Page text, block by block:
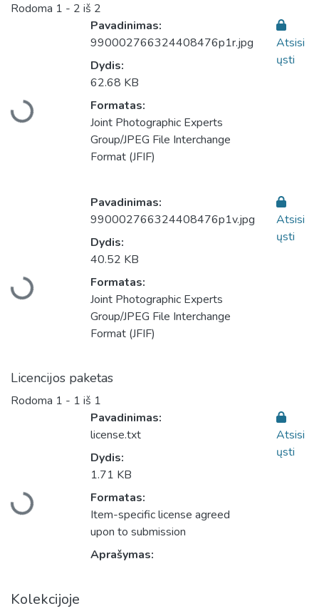
Rodoma 1 - 2 iš 2
Įkeliama...
Pavadinimas:
990002766324408476p1r.jpg
Dydis:
62.68 KB
Formatas:
Joint Photographic Experts
Group/JPEG File Interchange
Format (JFIF)
Atsisi
ųsti
Įkeliama...
Pavadinimas:
990002766324408476p1v.jpg
Dydis:
40.52 KB
Formatas:
Joint Photographic Experts
Group/JPEG File Interchange
Format (JFIF)
Atsisi
ųsti
Licencijos paketas
Rodoma 1 - 1 iš 1
Įkeliama...
Pavadinimas:
license.txt
Dydis:
1.71 KB
Formatas:
Item-specific license agreed
upon to submission
Aprašymas:
Atsisi
ųsti
Kolekcijoje